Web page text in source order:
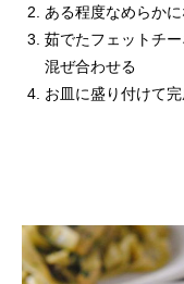
ある程度なめらか
茹でたフェットチ
混ぜ合わせる
お皿に盛り付けて